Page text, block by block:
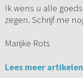
Ik wens u alle
zegen. Schrijf me
Marijke Rots
Lees meer